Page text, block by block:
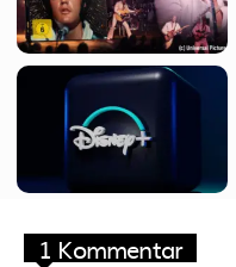
1 Kommentar